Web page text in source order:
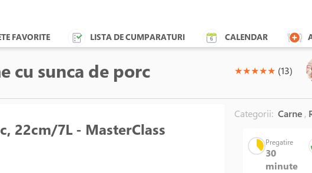
FAVORITE LISTA DE CUMPARATURI CALENDAR
cu sunca de porc (*)
★(*)
★(*)
★(*)
★(*)
★ (13)
22cm/7L - MasterClass
Categorii: Carne ,
Pregatire
30
minute